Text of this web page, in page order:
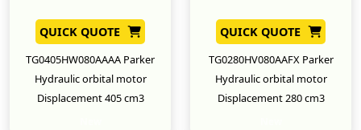
QUICK QUOTE
TG0405HW080AAAA Parker
Hydraulic orbital motor
Displacement 405 cm3
QUICK QUOTE
TG0280HV080AAFX Parker
Hydraulic orbital motor
Displacement 280 cm3